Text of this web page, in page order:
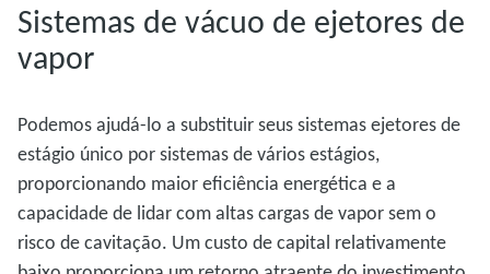
Sistemas de vácuo de ejetores de
vapor
Podemos ajudá-lo a substituir seus sistemas ejetores de
estágio único por sistemas de vários estágios,
proporcionando maior eficiência energética e a
capacidade de lidar com altas cargas de vapor sem o
risco de cavitação. Um custo de capital relativamente